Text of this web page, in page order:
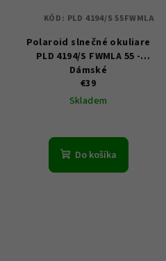
Polaroid slnečné okuliare
PLD 4194/S FWMLA 55 -
Dámské
€39
Skladem
Do košíka
KÓD: PLD 4194/S 55FWMLA